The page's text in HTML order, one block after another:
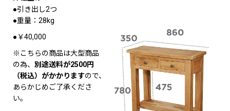
●引き出し2つ
●重量：28kg
●￥40,000
※こちらの商品は大型商品
の為、 別途送料が2500円
（税込）がかかりますので、
あらかじめご了承くださ
い。